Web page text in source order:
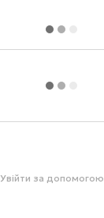
Увійти за допомогою